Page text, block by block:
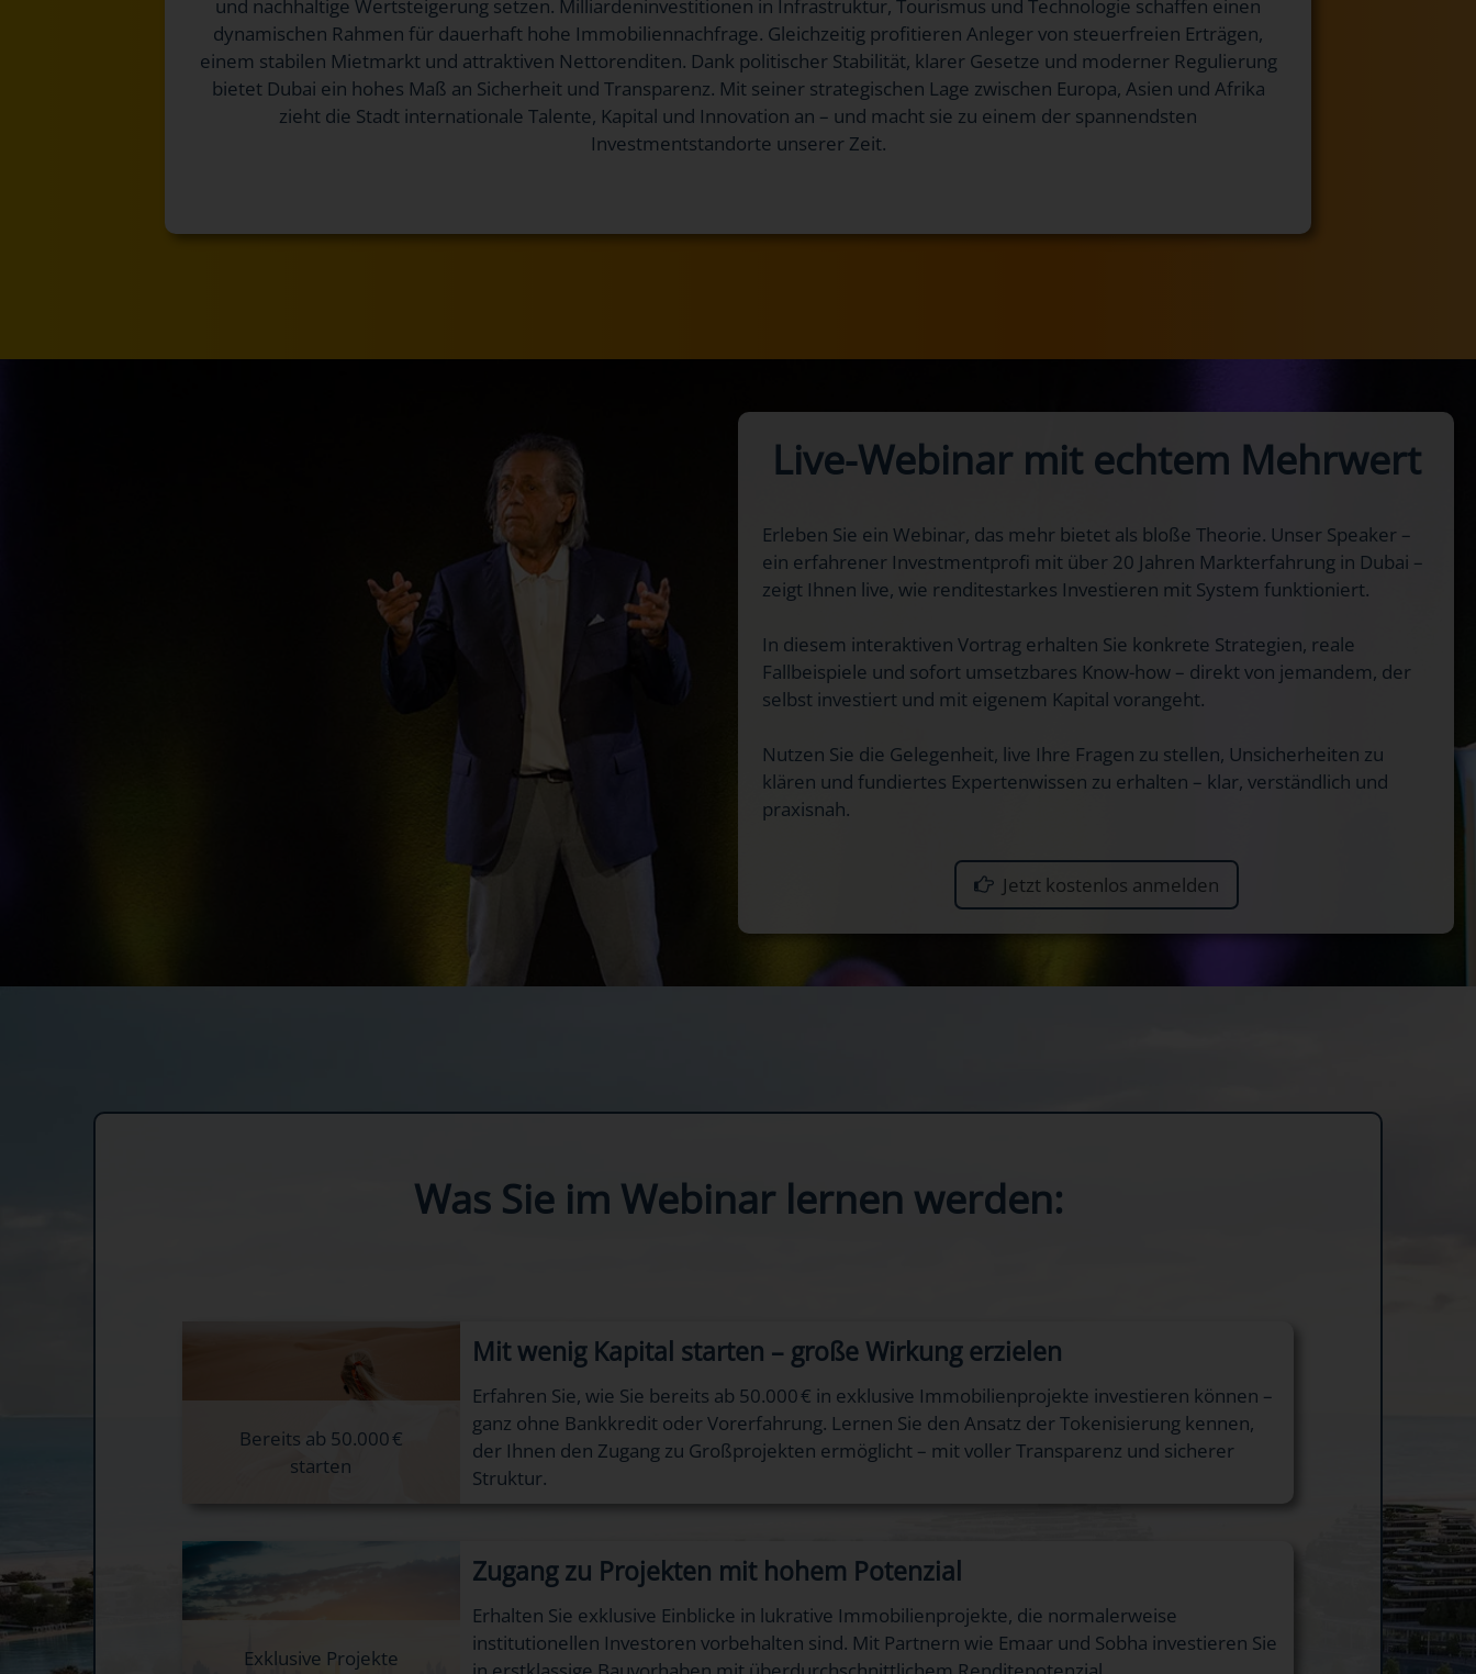
und nachhaltige Wertsteigerung setzen. Milliardeninvestitionen in Infrastruktur, Tourismus und Technologie schaffen einen
dynamischen Rahmen für dauerhaft hohe Immobiliennachfrage. Gleichzeitig profitieren Anleger von steuerfreien Erträgen,
einem stabilen Mietmarkt und attraktiven Nettorenditen. Dank politischer Stabilität, klarer Gesetze und moderner Regulierung
bietet Dubai ein hohes Maß an Sicherheit und Transparenz. Mit seiner strategischen Lage zwischen Europa, Asien und Afrika
zieht die Stadt internationale Talente, Kapital und Innovation an – und macht sie zu einem der spannendsten
Investmentstandorte unserer Zeit.
Live-Webinar mit echtem Mehrwert
Erleben Sie ein Webinar, das mehr bietet als bloße Theorie. Unser Speaker –
ein erfahrener Investmentprofi mit über 20 Jahren Markterfahrung in Dubai –
zeigt Ihnen live, wie renditestarkes Investieren mit System funktioniert.
In diesem interaktiven Vortrag erhalten Sie konkrete Strategien, reale
Fallbeispiele und sofort umsetzbares Know-how – direkt von jemandem, der
selbst investiert und mit eigenem Kapital vorangeht.
Nutzen Sie die Gelegenheit, live Ihre Fragen zu stellen, Unsicherheiten zu
klären und fundiertes Expertenwissen zu erhalten – klar, verständlich und
praxisnah.
Jetzt kostenlos anmelden
Was Sie im Webinar lernen werden:
Bereits ab 50.000 €
starten
Mit wenig Kapital starten – große Wirkung erzielen
Erfahren Sie, wie Sie bereits ab 50.000 € in exklusive Immobilienprojekte investieren können –
ganz ohne Bankkredit oder Vorerfahrung. Lernen Sie den Ansatz der Tokenisierung kennen,
der Ihnen den Zugang zu Großprojekten ermöglicht – mit voller Transparenz und sicherer
Struktur.
Exklusive Projekte
Zugang zu Projekten mit hohem Potenzial
Erhalten Sie exklusive Einblicke in lukrative Immobilienprojekte, die normalerweise
institutionellen Investoren vorbehalten sind. Mit Partnern wie Emaar und Sobha investieren Sie